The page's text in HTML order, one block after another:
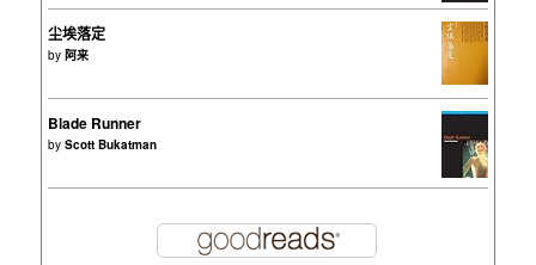
尘埃落定
by 阿来
Blade Runner
byScott Bukatman